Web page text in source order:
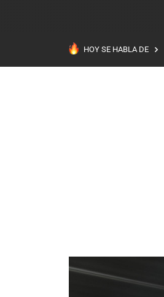
HOY SE HABLA DE